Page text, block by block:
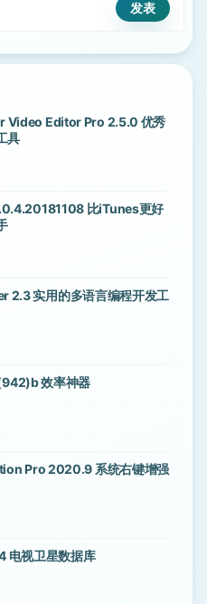
Video Editor Pro 2.5.0 优秀
具
比iTunes更好
2.3 实用的多语言编程开发工
效率神器
Pro 2020.9 系统右键增强
电视卫星数据库